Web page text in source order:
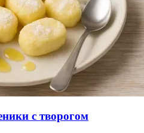
с творогом